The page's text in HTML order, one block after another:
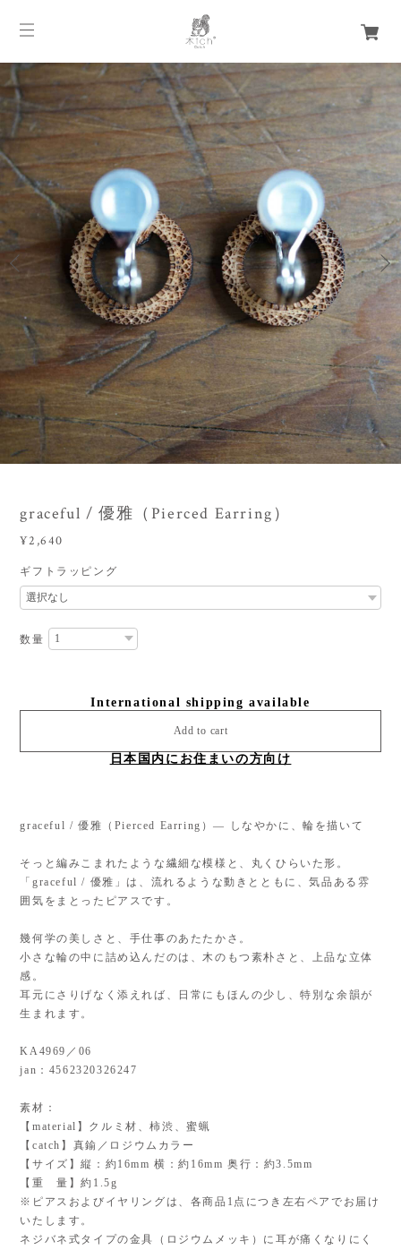
3/4
graceful / 優雅（Pierced Earring）
¥2,640
ギフトラッピング
数量
International shipping available
Add to cart
日本国内にお住まいの方向け
graceful / 優雅（Pierced Earring）— しなやかに、輪を描いて
そっと編みこまれたような繊細な模様と、丸くひらいた形。
「graceful / 優雅」は、流れるような動きとともに、気品ある雰
囲気をまとったピアスです。
幾何学の美しさと、手仕事のあたたかさ。
小さな輪の中に詰め込んだのは、木のもつ素朴さと、上品な立体
感。
耳元にさりげなく添えれば、日常にもほんの少し、特別な余韻が
生まれます。
KA4969／06
jan：4562320326247
素材：
【material】クルミ材、柿渋、蜜蝋
【catch】真鍮／ロジウムカラー
【サイズ】縦：約16mm 横：約16mm 奥行：約3.5mm
【重 量】約1.5g
※ピアスおよびイヤリングは、各商品1点につき左右ペアでお届け
いたします。
ネジバネ式タイプの金具（ロジウムメッキ）に耳が痛くなりにく